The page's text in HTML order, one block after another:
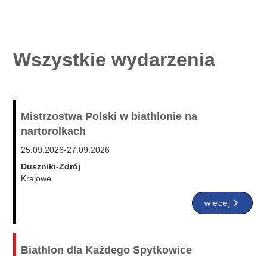
Wszystkie wydarzenia
Mistrzostwa Polski w biathlonie na
nartorolkach
25.09.2026-27.09.2026
Duszniki-Zdrój
Krajowe
więcej
Biathlon dla Każdego Spytkowice